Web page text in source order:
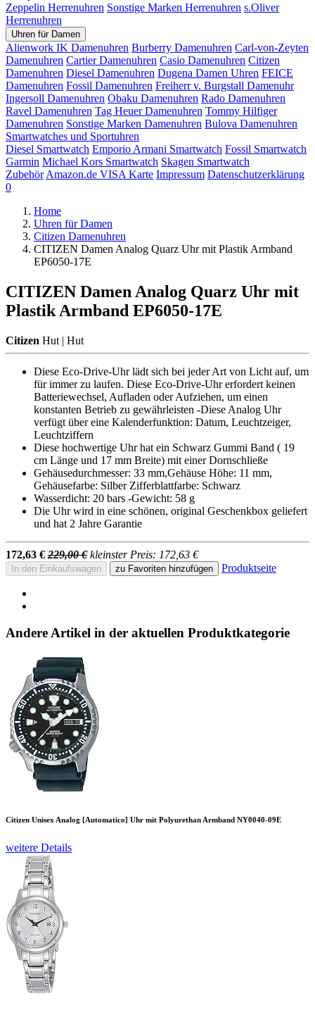
Zeppelin Herrenuhren Sonstige Marken Herrenuhren s.Oliver
Herrenuhren
Uhren für Damen
Alienwork IK Damenuhren Burberry Damenuhren Carl-von-Zeyten
Damenuhren Cartier Damenuhren Casio Damenuhren Citizen
Damenuhren Diesel Damenuhren Dugena Damen Uhren FEICE
Damenuhren Fossil Damenuhren Freiherr v. Burgstall Damenuhr
Ingersoll Damenuhren Obaku Damenuhren Rado Damenuhren
Ravel Damenuhren Tag Heuer Damenuhren Tommy Hilfiger
Damenuhren Sonstige Marken Damenuhren Bulova Damenuhren
Smartwatches und Sportuhren
Diesel Smartwatch Emporio Armani Smartwatch Fossil Smartwatch
Garmin Michael Kors Smartwatch Skagen Smartwatch
Zubehör Amazon.de VISA Karte Impressum Datenschutzerklärung
0
Home
Uhren für Damen
Citizen Damenuhren
CITIZEN Damen Analog Quarz Uhr mit Plastik Armband
EP6050-17E
CITIZEN Damen Analog Quarz Uhr mit
Plastik Armband EP6050-17E
Citizen Hut | Hut
Diese Eco-Drive-Uhr lädt sich bei jeder Art von Licht auf, um
für immer zu laufen. Diese Eco-Drive-Uhr erfordert keinen
Batteriewechsel, Aufladen oder Aufziehen, um einen
konstanten Betrieb zu gewährleisten -Diese Analog Uhr
verfügt über eine Kalenderfunktion: Datum, Leuchtzeiger,
Leuchtziffern
Diese hochwertige Uhr hat ein Schwarz Gummi Band ( 19
cm Länge und 17 mm Breite) mit einer Dornschließe
Gehäusedurchmesser: 33 mm,Gehäuse Höhe: 11 mm,
Gehäusefarbe: Silber Zifferblattfarbe: Schwarz
Wasserdicht: 20 bars -Gewicht: 58 g
Die Uhr wird in eine schönen, original Geschenkbox geliefert
und hat 2 Jahre Garantie
172,63 € 229,00 € kleinster Preis: 172,63 €
In den Einkaufswagen zu Favoriten hinzufügen Produktseite
Andere Artikel in der aktuellen Produktkategorie
Citizen Unisex Analog [Automatico] Uhr mit Polyurethan Armband NY0040-09E
weitere Details